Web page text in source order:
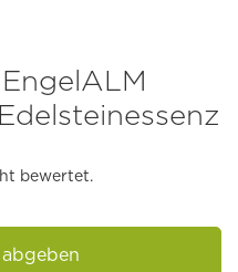
bewertet.